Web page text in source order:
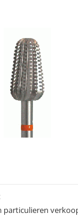
particulieren